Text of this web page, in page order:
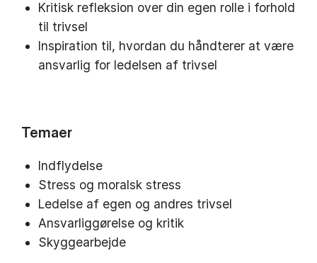
Kritisk refleksion over din egen rolle i forhold
til trivsel
Inspiration til, hvordan du håndterer at være
ansvarlig for ledelsen af trivsel
Temaer
Indflydelse
Stress og moralsk stress
Ledelse af egen og andres trivsel
Ansvarliggørelse og kritik
Skyggearbejde